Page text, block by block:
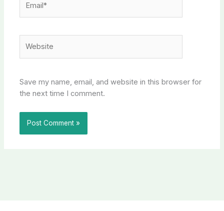
Save my name, email, and website in this browser for
the next time I comment.